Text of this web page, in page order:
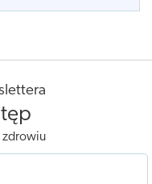
zdrowiu